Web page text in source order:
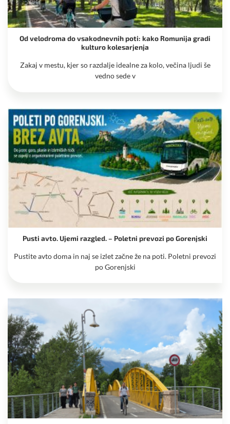
Od velodroma do vsakodnevnih poti: kako Romunija gradi
kulturo kolesarjenja
Zakaj v mestu, kjer so razdalje idealne za kolo, večina ljudi še
vedno sede v
Pusti avto. Ujemi razgled. – Poletni prevozi po Gorenjski
Pustite avto doma in naj se izlet začne že na poti. Poletni prevozi
po Gorenjski